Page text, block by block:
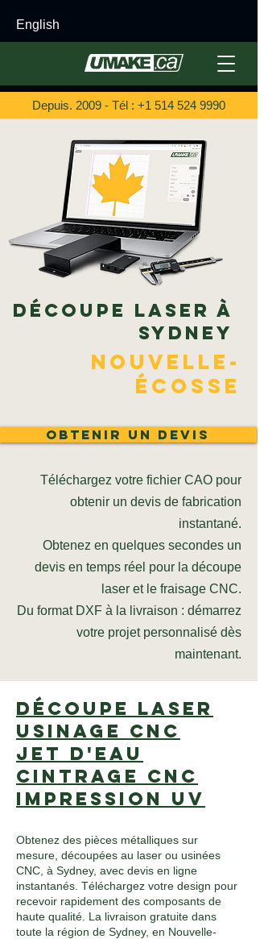
English
Depuis. 2009 - Tél : +1 514 524 9990
Découpe laser à
Sydney
Nouvelle-
Écosse
Obtenir un devis
Téléchargez votre fichier CAO pour
obtenir un devis de fabrication
instantané.
Obtenez en quelques secondes un
devis en temps réel pour la découpe
laser et le fraisage CNC.
Du format DXF à la livraison : démarrez
votre projet personnalisé dès
maintenant.
Découpe laser
Usinage CNC
Jet d'eau
Cintrage CNC
Impression UV
Obtenez des pièces métalliques sur
mesure, découpées au laser ou usinées
CNC, à Sydney, avec devis en ligne
instantanés. Téléchargez votre design pour
recevoir rapidement des composants de
haute qualité. La livraison gratuite dans
toute la région de Sydney, en Nouvelle-